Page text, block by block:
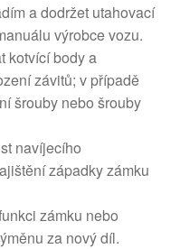
a dodržet utahovací
výrobce vozu.
kotvící body a
závitů; v případě
šrouby nebo šrouby
navíjecího
západky zámku
zámku nebo
za nový díl.